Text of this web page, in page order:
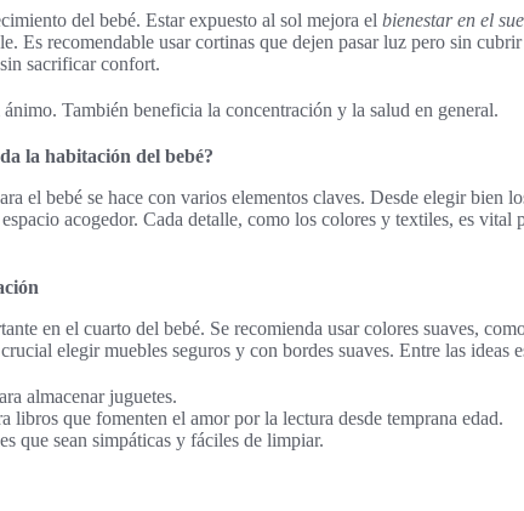
del bebé. Estar expuesto al sol mejora el bienestar en el
Es recomendable usar cortinas que dejen pasar luz pero sin
sacrificar confort.
También beneficia la concentración y la salud en general.
la habitación del bebé?
el bebé se hace con varios elementos claves. Desde elegir bien
acogedor. Cada detalle, como los colores y textiles, es vital
en el cuarto del bebé. Se recomienda usar colores suaves,
elegir muebles seguros y con bordes suaves. Entre las ideas
almacenar juguetes.
libros que fomenten el amor por la lectura desde temprana edad.
que sean simpáticas y fáciles de limpiar.